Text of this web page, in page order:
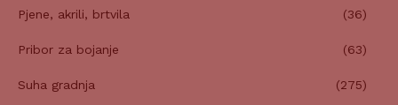
Pjene, akrili, brtvila (36)
Pribor za bojanje (63)
Suha gradnja (275)